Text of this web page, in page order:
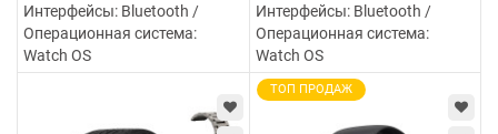
Интерфейсы: Bluetooth /
Операционная система:
Watch OS
Интерфейсы:Bluetooth /
Операционная система:
Watch OS
ТОП ПРОДАЖ